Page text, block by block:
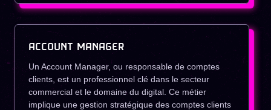
ACCOUNT MANAGER
Un Account Manager, ou responsable de comptes
clients, est un professionnel clé dans le secteur
commercial et le domaine du digital. Ce métier
implique une gestion stratégique des comptes clients